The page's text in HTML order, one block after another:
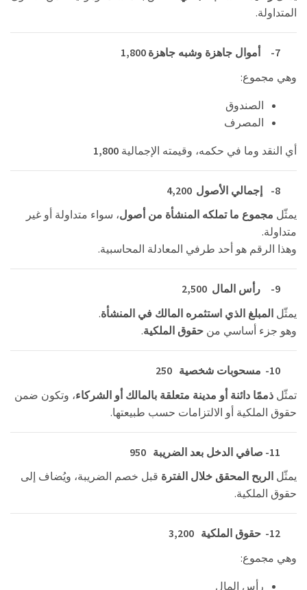
المتداولة.
7- أموال جاهزة وشبه جاهزة 1,800
وهي مجموع:
الصندوق
المصرف
أي النقد وما في حكمه، وقيمته الإجمالية 1,800
8- إجمالي الأصول 4,200
يمثّل مجموع ما تملكه المنشأة من أصول، سواء متداولة أو غير
متداولة.
وهذا الرقم هو أحد طرفي المعادلة المحاسبية.
9- رأس المال 2,500
يمثّل المبلغ الذي استثمره المالك في المنشأة.
وهو جزء أساسي من حقوق الملكية.
10- مسحوبات شخصية 250
تمثّل ذممًا دائنة أو مدينة متعلقة بالمالك أو الشركاء، وتكون ضمن
حقوق الملكية أو الالتزامات حسب طبيعتها.
11- صافي الدخل بعد الضريبة 950
يمثّل الربح المحقق خلال الفترة قبل خصم الضريبة، ويُضاف إلى
حقوق الملكية.
12- حقوق الملكية 3,200
وهي مجموع:
رأس المال